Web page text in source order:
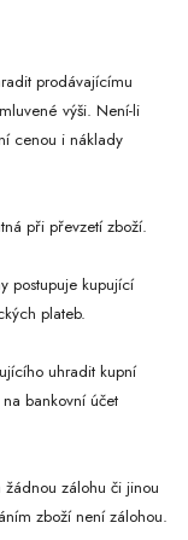
prodávajícímu
výši. Není-li
cenou i náklady
při převzetí zboží.
postupuje kupující
plateb.
uhradit kupní
bankovní účet
zálohu či jinou
zboží není zálohou.